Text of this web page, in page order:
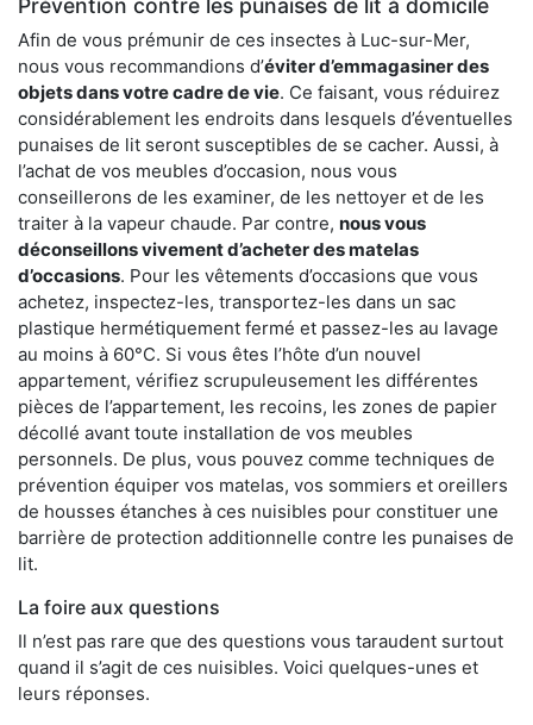
Prévention contre les punaises de lit à domicile
Afin de vous prémunir de ces insectes à Luc-sur-Mer,
nous vous recommandions d’éviter d’emmagasiner des
objets dans votre cadre de vie. Ce faisant, vous réduirez
considérablement les endroits dans lesquels d’éventuelles
punaises de lit seront susceptibles de se cacher. Aussi, à
l’achat de vos meubles d’occasion, nous vous
conseillerons de les examiner, de les nettoyer et de les
traiter à la vapeur chaude. Par contre, nous vous
déconseillons vivement d’acheter des matelas
d’occasions. Pour les vêtements d’occasions que vous
achetez, inspectez-les, transportez-les dans un sac
plastique hermétiquement fermé et passez-les au lavage
au moins à 60°C. Si vous êtes l’hôte d’un nouvel
appartement, vérifiez scrupuleusement les différentes
pièces de l’appartement, les recoins, les zones de papier
décollé avant toute installation de vos meubles
personnels. De plus, vous pouvez comme techniques de
prévention équiper vos matelas, vos sommiers et oreillers
de housses étanches à ces nuisibles pour constituer une
barrière de protection additionnelle contre les punaises de
lit.
La foire aux questions
Il n’est pas rare que des questions vous taraudent surtout
quand il s’agit de ces nuisibles. Voici quelques-unes et
leurs réponses.